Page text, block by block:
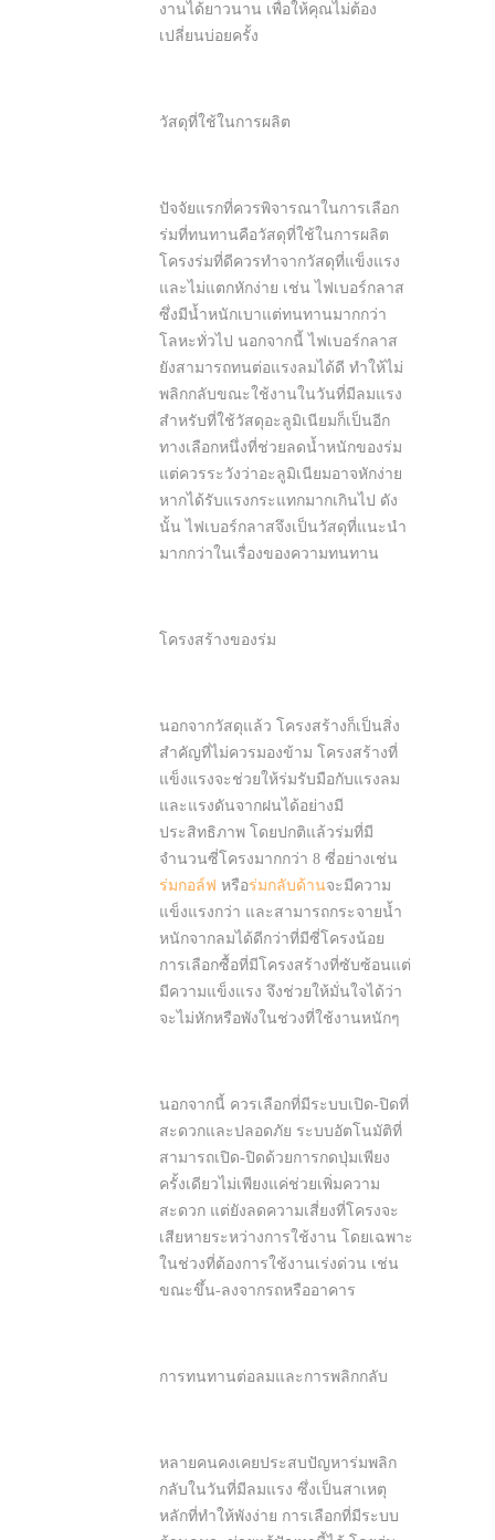
งานได้ยาวนาน เพื่อให้คุณไม่ต้อง
เปลี่ยนบ่อยครั้ง
วัสดุที่ใช้ในการผลิต
ปัจจัยแรกที่ควรพิจารณาในการเลือก
ร่มที่ทนทานคือวัสดุที่ใช้ในการผลิต
โครงร่มที่ดีควรทำจากวัสดุที่แข็งแรง
และไม่แตกหักง่าย เช่น ไฟเบอร์กลาส
ซึ่งมีน้ำหนักเบาแต่ทนทานมากกว่า
โลหะทั่วไป นอกจากนี้ ไฟเบอร์กลาส
ยังสามารถทนต่อแรงลมได้ดี ทำให้ไม่
พลิกกลับขณะใช้งานในวันที่มีลมแรง
สำหรับที่ใช้วัสดุอะลูมิเนียมก็เป็นอีก
ทางเลือกหนึ่งที่ช่วยลดน้ำหนักของร่ม
แต่ควรระวังว่าอะลูมิเนียมอาจหักง่าย
หากได้รับแรงกระแทกมากเกินไป ดัง
นั้น ไฟเบอร์กลาสจึงเป็นวัสดุที่แนะนำ
มากกว่าในเรื่องของความทนทาน
โครงสร้างของร่ม
นอกจากวัสดุแล้ว โครงสร้างก็เป็นสิ่ง
สำคัญที่ไม่ควรมองข้าม โครงสร้างที่
แข็งแรงจะช่วยให้ร่มรับมือกับแรงลม
และแรงดันจากฝนได้อย่างมี
ประสิทธิภาพ โดยปกติแล้วร่มที่มี
จำนวนซี่โครงมากกว่า 8 ซี่อย่างเช่น
ร่มกอล์ฟ หรือร่มกลับด้านจะมีความ
แข็งแรงกว่า และสามารถกระจายน้ำ
หนักจากลมได้ดีกว่าที่มีซี่โครงน้อย
การเลือกซื้อที่มีโครงสร้างที่ซับซ้อนแต่
มีความแข็งแรง จึงช่วยให้มั่นใจได้ว่า
จะไม่หักหรือพังในช่วงที่ใช้งานหนักๆ
นอกจากนี้ ควรเลือกที่มีระบบเปิด-ปิดที่
สะดวกและปลอดภัย ระบบอัตโนมัติที่
สามารถเปิด-ปิดด้วยการกดปุ่มเพียง
ครั้งเดียวไม่เพียงแค่ช่วยเพิ่มความ
สะดวก แต่ยังลดความเสี่ยงที่โครงจะ
เสียหายระหว่างการใช้งาน โดยเฉพาะ
ในช่วงที่ต้องการใช้งานเร่งด่วน เช่น
ขณะขึ้น-ลงจากรถหรืออาคาร
การทนทานต่อลมและการพลิกกลับ
หลายคนคงเคยประสบปัญหาร่มพลิก
กลับในวันที่มีลมแรง ซึ่งเป็นสาเหตุ
หลักที่ทำให้พังง่าย การเลือกที่มีระบบ